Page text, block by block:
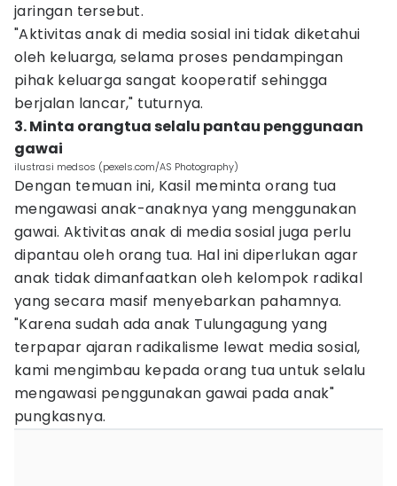
jaringan tersebut.
"Aktivitas anak di media sosial ini tidak diketahui
oleh keluarga, selama proses pendampingan
pihak keluarga sangat kooperatif sehingga
berjalan lancar," tuturnya.
3. Minta orangtua selalu pantau penggunaan
gawai
ilustrasi medsos (pexels.com/AS Photography)
Dengan temuan ini, Kasil meminta orang tua
mengawasi anak-anaknya yang menggunakan
gawai. Aktivitas anak di media sosial juga perlu
dipantau oleh orang tua. Hal ini diperlukan agar
anak tidak dimanfaatkan oleh kelompok radikal
yang secara masif menyebarkan pahamnya.
"Karena sudah ada anak Tulungagung yang
terpapar ajaran radikalisme lewat media sosial,
kami mengimbau kepada orang tua untuk selalu
mengawasi penggunakan gawai pada anak"
pungkasnya.